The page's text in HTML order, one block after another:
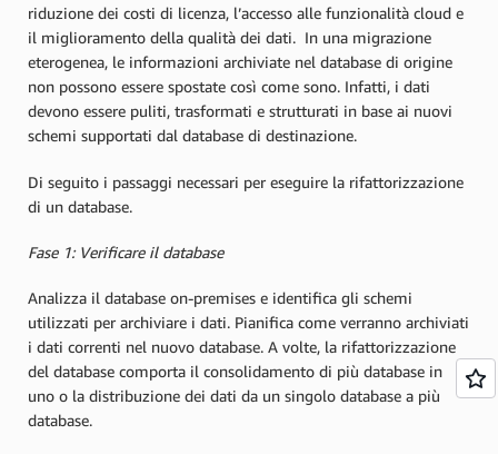
riduzione dei costi di licenza, l’accesso alle funzionalità cloud e
il miglioramento della qualità dei dati. In una migrazione
eterogenea, le informazioni archiviate nel database di origine
non possono essere spostate così come sono. Infatti, i dati
devono essere puliti, trasformati e strutturati in base ai nuovi
schemi supportati dal database di destinazione.
Di seguito i passaggi necessari per eseguire la rifattorizzazione
di un database.
Fase 1: Verificare il database
Analizza il database on-premises e identifica gli schemi
utilizzati per archiviare i dati. Pianifica come verranno archiviati
i dati correnti nel nuovo database. A volte, la rifattorizzazione
del database comporta il consolidamento di più database in
uno o la distribuzione dei dati da un singolo database a più
database.